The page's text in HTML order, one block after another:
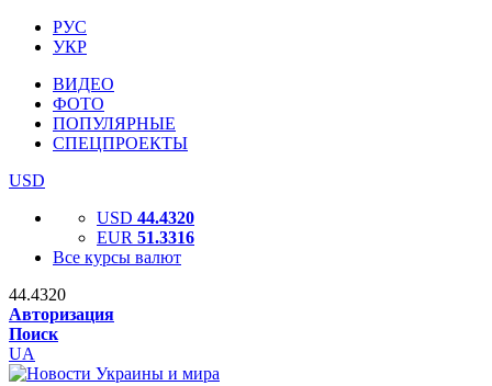
РУС
УКР
ВИДЕО
ФОТО
ПОПУЛЯРНЫЕ
СПЕЦПРОЕКТЫ
USD
USD 44.4320
EUR 51.3316
Все курсы валют
44.4320
Авторизация
Поиск
UA